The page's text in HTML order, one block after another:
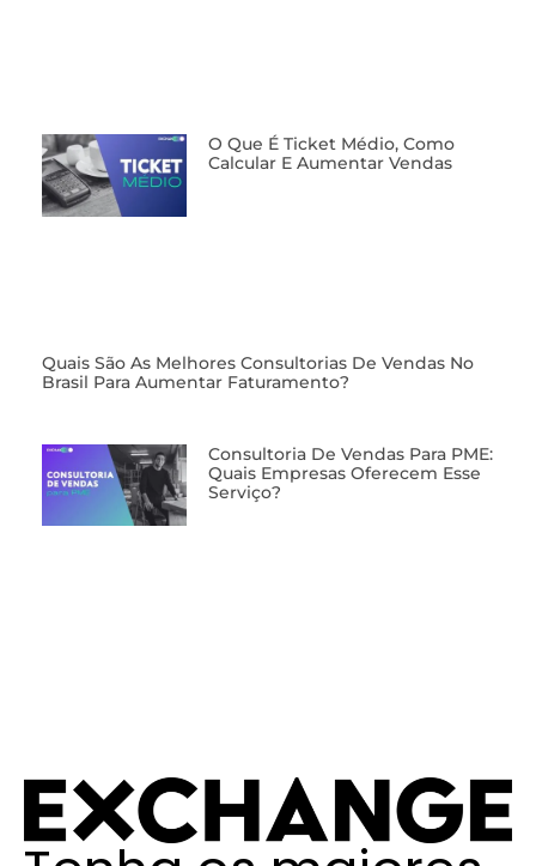
O Que É Ticket Médio, Como
Calcular E Aumentar Vendas
⁠Quais São As Melhores Consultorias De Vendas No
Brasil Para Aumentar Faturamento?
⁠Consultoria De Vendas Para PME:
Quais Empresas Oferecem Esse
Serviço?